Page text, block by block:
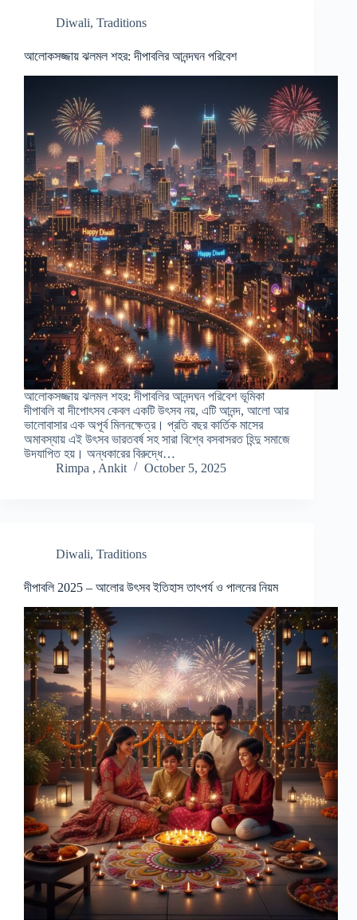
Diwali, Traditions
আলোকসজ্জায় ঝলমল শহর: দীপাবলির আনন্দঘন পরিবেশ
আলোকসজ্জায় ঝলমল শহর: দীপাবলির আনন্দঘন পরিবেশ ভূমিকা
দীপাবলি বা দীপোৎসব কেবল একটি উৎসব নয়, এটি আনন্দ, আলো আর
ভালোবাসার এক অপূর্ব মিলনক্ষেত্র। প্রতি বছর কার্তিক মাসের
অমাবস্যায় এই উৎসব ভারতবর্ষ সহ সারা বিশ্বে বসবাসরত হিন্দু সমাজে
উদযাপিত হয়। অন্ধকারের বিরুদ্ধে…
Rimpa , Ankit
October 5, 2025
Diwali, Traditions
দীপাবলি 2025 – আলোর উৎসব ইতিহাস তাৎপর্য ও পালনের নিয়ম